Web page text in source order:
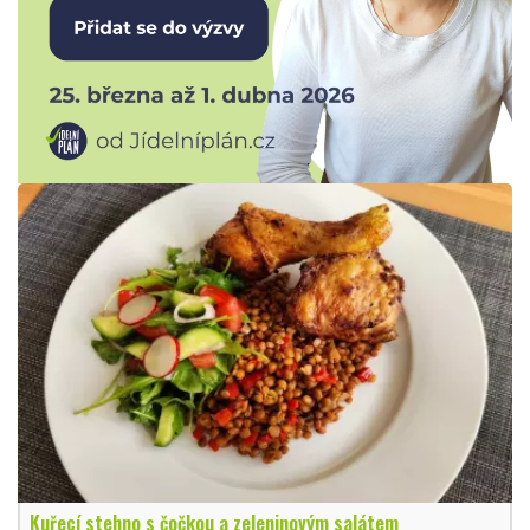
Kuřecí stehno s čočkou a zeleninovým salátem